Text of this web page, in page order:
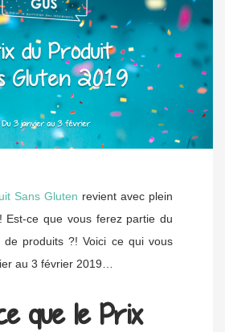
Sans Gluten revient avec plein
Est-ce que vous ferez partie du
de produits ?! Voici ce qui vous
au 3 février 2019…
que le Prix